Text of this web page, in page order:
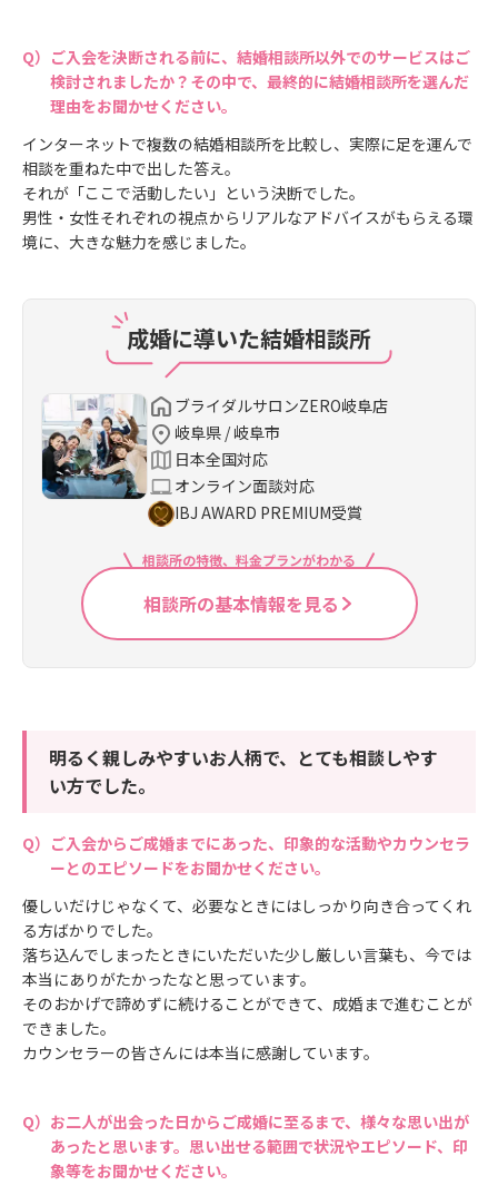
ご入会を決断される前に、結婚相談所以外でのサービスはご
検討されましたか？その中で、最終的に結婚相談所を選んだ
理由をお聞かせください。
インターネットで複数の結婚相談所を比較し、実際に足を運んで
相談を重ねた中で出した答え。
それが「ここで活動したい」という決断でした。
男性・女性それぞれの視点からリアルなアドバイスがもらえる環
境に、大きな魅力を感じました。
成婚に導いた結婚相談所
ブライダルサロンZERO岐阜店
岐阜県 / 岐阜市
日本全国対応
オンライン面談対応
IBJ AWARD PREMIUM受賞
相談所の特徴、料金プランがわかる
相談所の基本情報を見る
明るく親しみやすいお人柄で、とても相談しやす
い方でした。
ご入会からご成婚までにあった、印象的な活動やカウンセラ
ーとのエピソードをお聞かせください。
優しいだけじゃなくて、必要なときにはしっかり向き合ってくれ
る方ばかりでした。
落ち込んでしまったときにいただいた少し厳しい言葉も、今では
本当にありがたかったなと思っています。
そのおかげで諦めずに続けることができて、成婚まで進むことが
できました。
カウンセラーの皆さんには本当に感謝しています。
お二人が出会った日からご成婚に至るまで、様々な思い出が
あったと思います。思い出せる範囲で状況やエピソード、印
象等をお聞かせください。